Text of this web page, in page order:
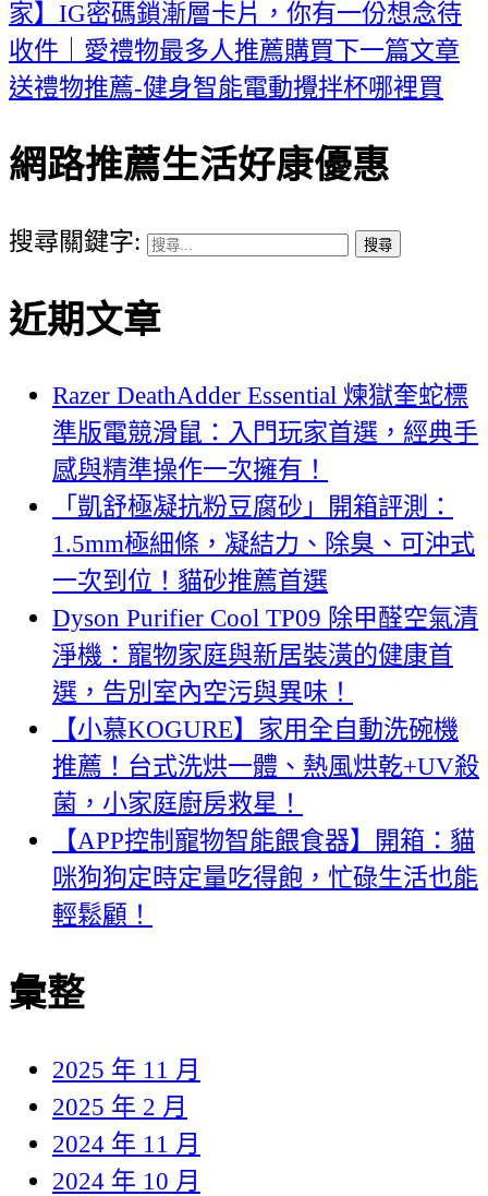
家】IG密碼鎖漸層卡片，你有一份想念待
收件｜愛禮物最多人推薦購買下一篇文章
送禮物推薦-健身智能電動攪拌杯哪裡買
網路推薦生活好康優惠
搜尋關鍵字:
近期文章
Razer DeathAdder Essential 煉獄奎蛇標
準版電競滑鼠：入門玩家首選，經典手
感與精準操作一次擁有！
「凱舒極凝抗粉豆腐砂」開箱評測：
1.5mm極細條，凝結力、除臭、可沖式
一次到位！貓砂推薦首選
Dyson Purifier Cool TP09 除甲醛空氣清
淨機：寵物家庭與新居裝潢的健康首
選，告別室內空污與異味！
【小慕KOGURE】家用全自動洗碗機
推薦！台式洗烘一體、熱風烘乾+UV殺
菌，小家庭廚房救星！
【APP控制寵物智能餵食器】開箱：貓
咪狗狗定時定量吃得飽，忙碌生活也能
輕鬆顧！
彙整
2025 年 11 月
2025 年 2 月
2024 年 11 月
2024 年 10 月